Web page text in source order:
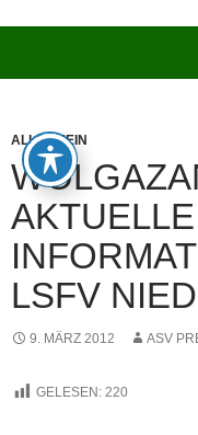
ALLGEMEIN
AKTUELLE
LSFV
9. MÄRZ 2012 ASV
GELESEN: 220